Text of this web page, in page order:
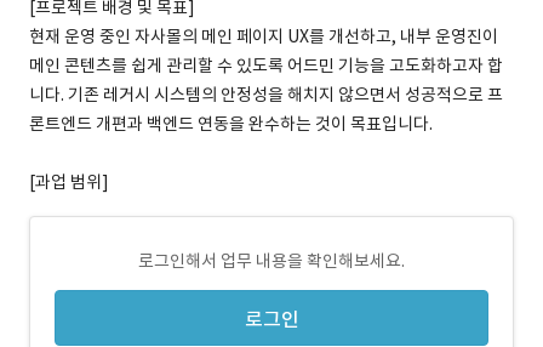
[프로젝트 배경 및 목표]
현재 운영 중인 자사몰의 메인 페이지 UX를 개선하고, 내부 운영진이
메인 콘텐츠를 쉽게 관리할 수 있도록 어드민 기능을 고도화하고자 합
니다. 기존 레거시 시스템의 안정성을 해치지 않으면서 성공적으로 프
론트엔드 개편과 백엔드 연동을 완수하는 것이 목표입니다.
[과업 범위]
로그인해서 업무 내용을 확인해보세요.
로그인